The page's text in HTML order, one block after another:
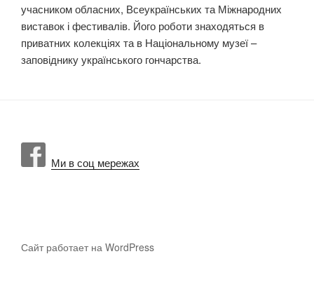
учасником обласних, Всеукраїнських та Міжнародних
виставок і фестивалів. Його роботи знаходяться в
приватних колекціях та в Національному музеї –
заповіднику українського гончарства.
Ми в соц мережах
Сайт работает на WordPress